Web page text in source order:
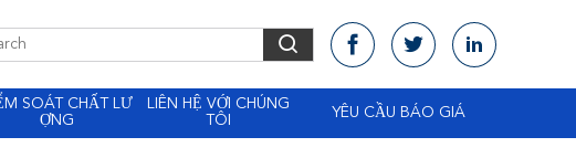
SOÁT CHẤT LƯ
ỢNG
LIÊN HỆ VỚI CHÚNG
TÔI
YÊU CẦU BÁO GIÁ